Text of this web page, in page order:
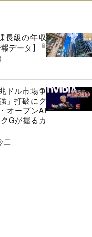
長級の年収
データ】
ドル市場争
」打破にグ
オープンAI
Gが握るカ
二